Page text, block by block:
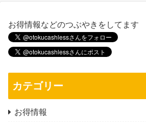
お得情報などのつぶやきをしてます
カテゴリー
お得情報